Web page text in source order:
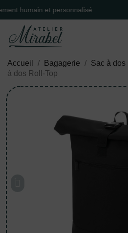
et personnalisé
Accueil Bagagerie Sac à dos
à dos Roll-Top